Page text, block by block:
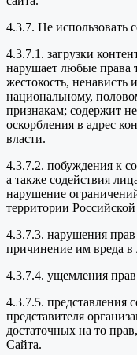
4.3.7. Не использовать
4.3.7.1. загрузки
нарушает любые права
жестокость,
национальному,
признакам; содержит
оскорбления в адрес
власти.
4.3.7.2. побуждения к
а также содействия
нарушение
территории
4.3.7.3. нарушения
причинение им вреда
4.3.7.4. ущемления
4.3.7.5. представления
представителя
достаточных на то
Сайта.